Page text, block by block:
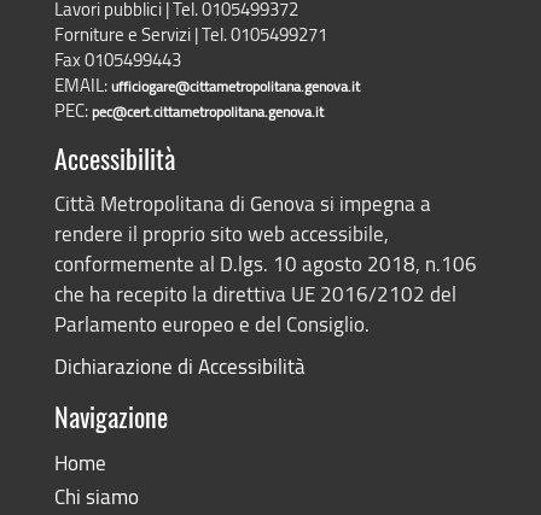
Lavori pubblici | Tel. 0105499372
Forniture e Servizi | Tel. 0105499271
Fax 0105499443
EMAIL:ufficiogare@cittametropolitana.genova.it
PEC:pec@cert.cittametropolitana.genova.it
Accessibilità
Città Metropolitana di Genova si impegna a
rendere il proprio sito web accessibile,
conformemente al D.lgs. 10 agosto 2018, n.106
che ha recepito la direttiva UE 2016/2102 del
Parlamento europeo e del Consiglio.
Dichiarazione di Accessibilità
Navigazione
Home
Chi siamo